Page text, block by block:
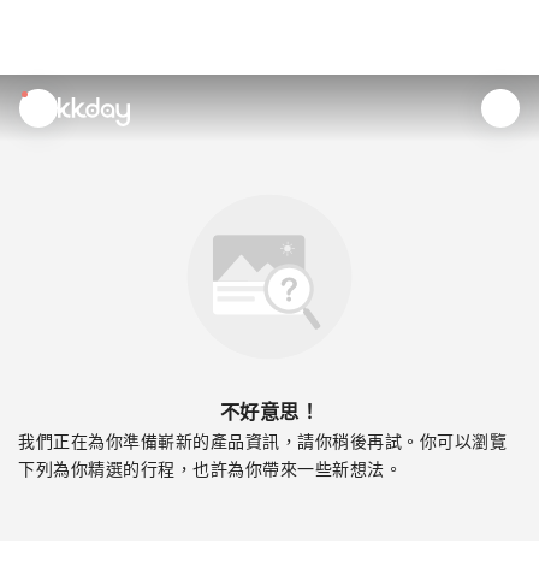
unread
notifications
不好意思！
我們正在為你準備嶄新的產品資訊，請你稍後再試。你可以瀏覽
下列為你精選的行程，也許為你帶來一些新想法。